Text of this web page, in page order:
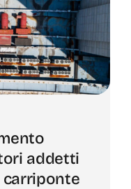
addetti
carriponte